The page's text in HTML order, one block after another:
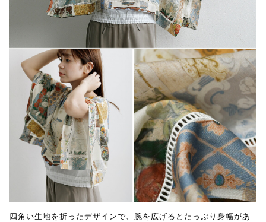
四角い生地を折ったデザインで、腕を広げるとたっぷり身幅があ